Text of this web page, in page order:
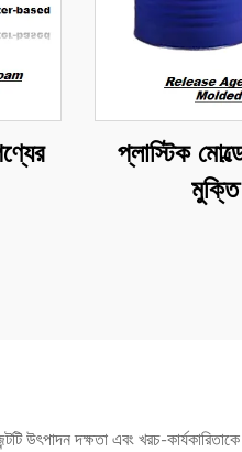
প্লাস্টিক
মুক্তি
উৎপাদন দক্ষতা এবং খরচ-